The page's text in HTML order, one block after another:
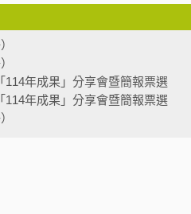
114年成果」分享會暨簡報票選
114年成果」分享會暨簡報票選